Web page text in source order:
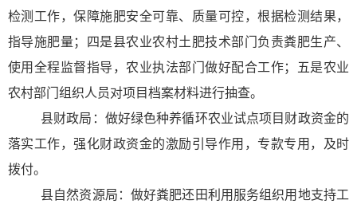
检测工作，保障施肥安全可靠、质量可控，根据检测结果，
指导施肥量；四是县农业农村土肥技术部门负责粪肥生产、
使用全程监督指导，农业执法部门做好配合工作；五是农业
农村部门组织人员对项目档案材料进行抽查。
县财政局：做好绿色种养循环农业试点项目财政资金的
落实工作，强化财政资金的激励引导作用，专款专用，及时
拨付。
县自然资源局：做好粪肥还田利用服务组织用地支持工